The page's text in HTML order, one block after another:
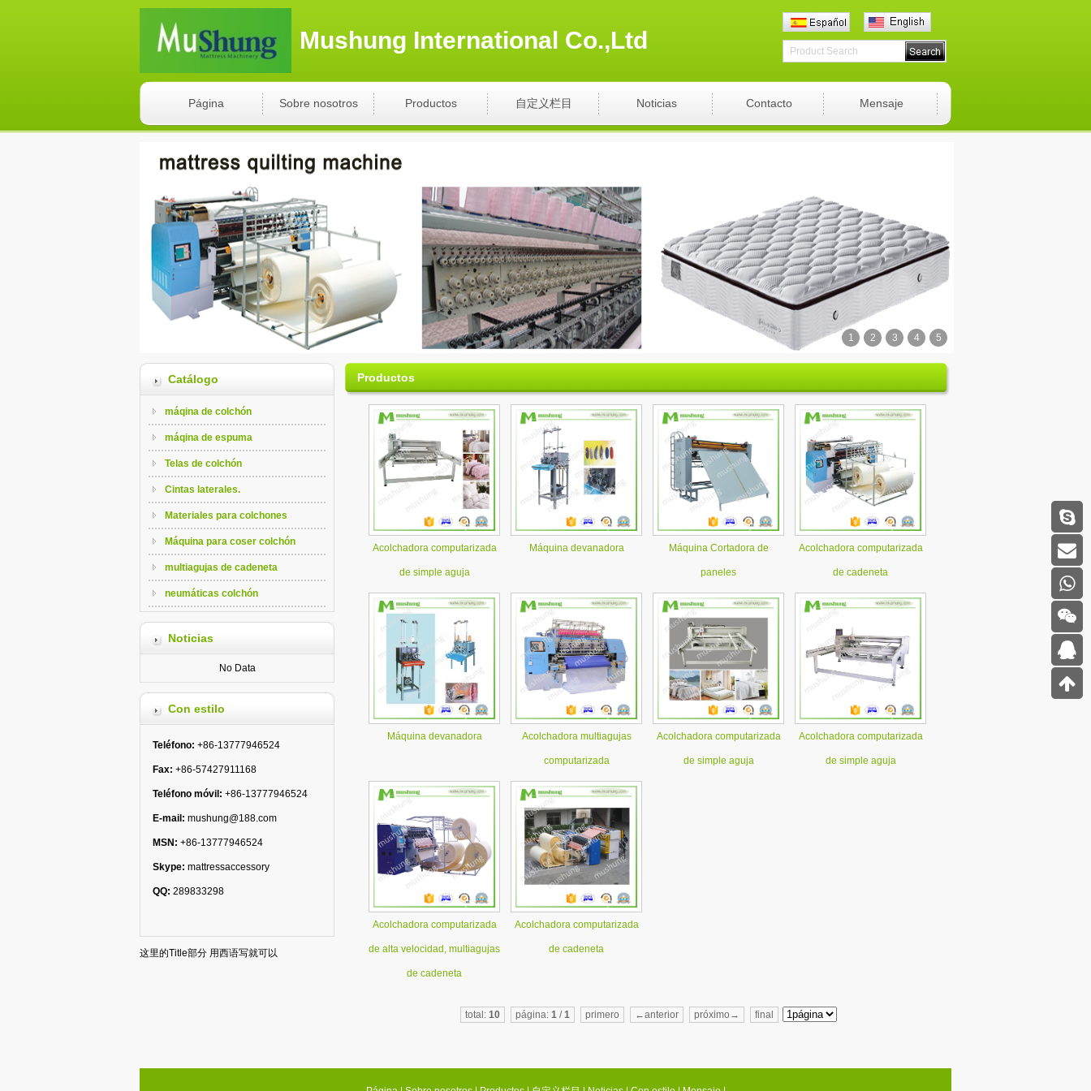
Mushung International Co.,Ltd
Página Sobre nosotros Productos 自定义栏目 Noticias Contacto Mensaje
1 2 3 4 5
Catálogo
máqina de colchón
máqina de espuma
Telas de colchón
Cintas laterales.
Materiales para colchones
Máquina para coser colchón
multiagujas de cadeneta
neumáticas colchón
Noticias
No Data
Con estilo
Teléfono: +86-13777946524
Fax: +86-57427911168
Teléfono móvil: +86-13777946524
E-mail: mushung@188.com
MSN: +86-13777946524
Skype: mattressaccessory
QQ: 289833298
这里的Title部分 用西语写就可以
Productos
Acolchadora computarizada
de simple aguja
Máquina devanadora Máquina Cortadora de
paneles
Acolchadora computarizada
de cadeneta
Máquina devanadora Acolchadora multiagujas
computarizada
Acolchadora computarizada
de simple aguja
Acolchadora computarizada
de simple aguja
Acolchadora computarizada
de alta velocidad, multiagujas
de cadeneta
Acolchadora computarizada
de cadeneta
total: 10 página: 1/1 primero ←anterior próximo→ final